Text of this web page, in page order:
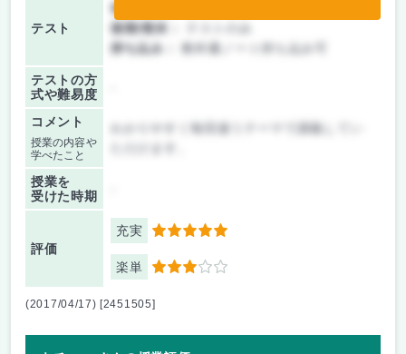
テスト
前期/中間：
後期/期末：
持ち込み：
教科書ノート持ち込み可
テストの方
式や難易度
コメント
授業の内容や
学べたこと
わかりやすく毎回違うテーマで講義してい
授業を
受けた時期
評価
充実 5
楽単 3
(2017/04/17) [2451505]